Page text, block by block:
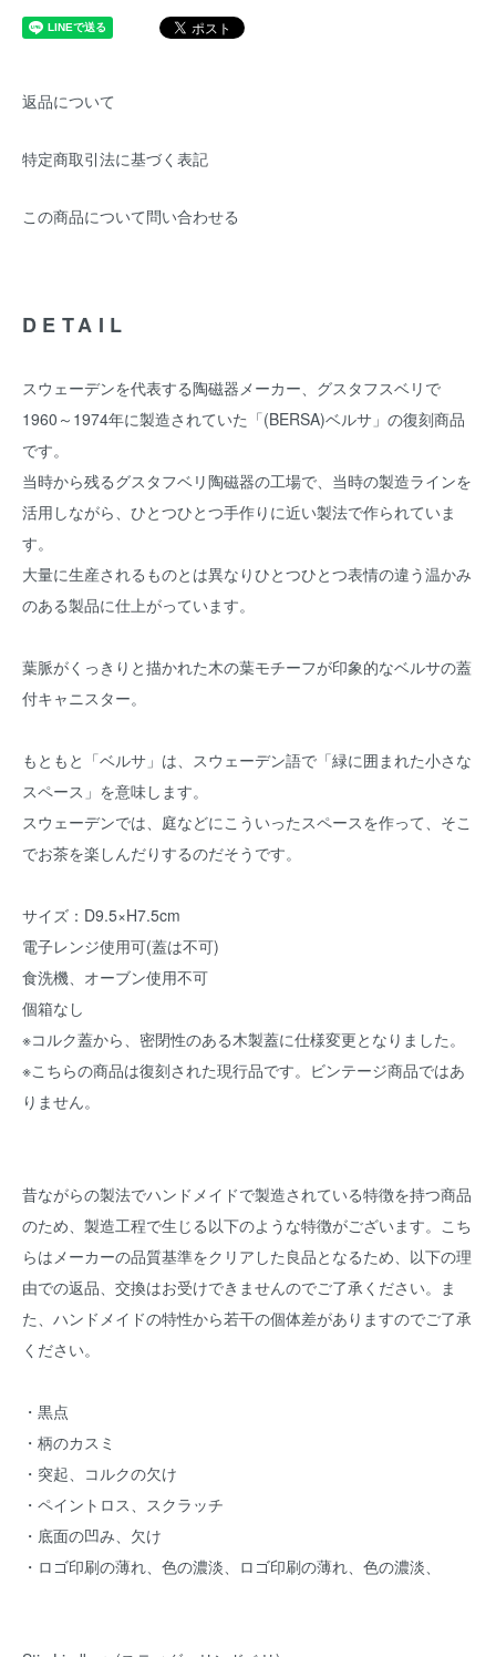
返品について
特定商取引法に基づく表記
この商品について問い合わせる
DETAIL
スウェーデンを代表する陶磁器メーカー、グスタフスベリで
1960～1974年に製造されていた「(BERSA)ベルサ」の復刻商品
です。
当時から残るグスタフベリ陶磁器の工場で、当時の製造ラインを
活用しながら、ひとつひとつ手作りに近い製法で作られていま
す。
大量に生産されるものとは異なりひとつひとつ表情の違う温かみ
のある製品に仕上がっています。
葉脈がくっきりと描かれた木の葉モチーフが印象的なベルサの蓋
付キャニスター。
もともと「ベルサ」は、スウェーデン語で「緑に囲まれた小さな
スペース」を意味します。
スウェーデンでは、庭などにこういったスペースを作って、そこ
でお茶を楽しんだりするのだそうです。
サイズ：D9.5×H7.5cm
電子レンジ使用可(蓋は不可)
食洗機、オーブン使用不可
個箱なし
※コルク蓋から、密閉性のある木製蓋に仕様変更となりました。
※こちらの商品は復刻された現行品です。ビンテージ商品ではあ
りません。
昔ながらの製法でハンドメイドで製造されている特徴を持つ商品
のため、製造工程で生じる以下のような特徴がございます。こち
らはメーカーの品質基準をクリアした良品となるため、以下の理
由での返品、交換はお受けできませんのでご了承ください。ま
た、ハンドメイドの特性から若干の個体差がありますのでご了承
ください。
・黒点
・柄のカスミ
・突起、コルクの欠け
・ペイントロス、スクラッチ
・底面の凹み、欠け
・ロゴ印刷の薄れ、色の濃淡、ロゴ印刷の薄れ、色の濃淡、